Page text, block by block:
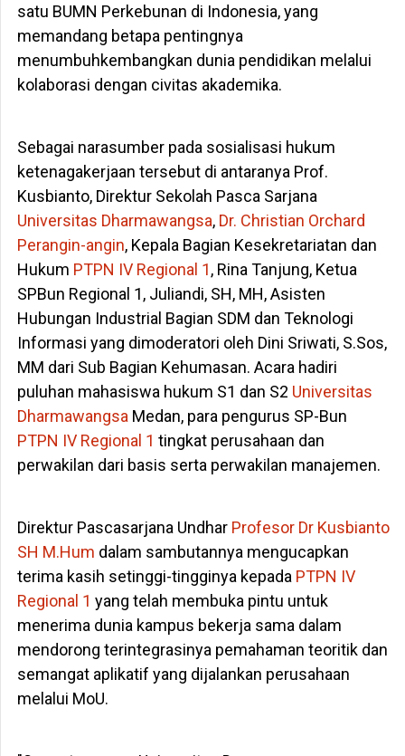
satu BUMN Perkebunan di Indonesia, yang
memandang betapa pentingnya
menumbuhkembangkan dunia pendidikan melalui
kolaborasi dengan civitas akademika.
Sebagai narasumber pada sosialisasi hukum
ketenagakerjaan tersebut di antaranya Prof.
Kusbianto, Direktur Sekolah Pasca Sarjana
Universitas Dharmawangsa, Dr. Christian Orchard
Perangin-angin, Kepala Bagian Kesekretariatan dan
Hukum PTPN IV Regional 1, Rina Tanjung, Ketua
SPBun Regional 1, Juliandi, SH, MH, Asisten
Hubungan Industrial Bagian SDM dan Teknologi
Informasi yang dimoderatori oleh Dini Sriwati, S.Sos,
MM dari Sub Bagian Kehumasan. Acara hadiri
puluhan mahasiswa hukum S1 dan S2 Universitas
Dharmawangsa Medan, para pengurus SP-Bun
PTPN IV Regional 1 tingkat perusahaan dan
perwakilan dari basis serta perwakilan manajemen.
Direktur Pascasarjana Undhar Profesor Dr Kusbianto
SH M.Hum dalam sambutannya mengucapkan
terima kasih setinggi-tingginya kepada PTPN IV
Regional 1 yang telah membuka pintu untuk
menerima dunia kampus bekerja sama dalam
mendorong terintegrasinya pemahaman teoritik dan
semangat aplikatif yang dijalankan perusahaan
melalui MoU.